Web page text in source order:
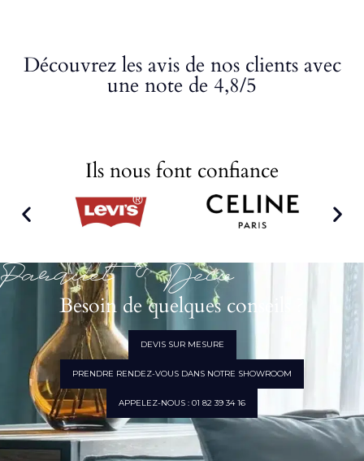
Découvrez les avis de nos clients avec
une note de 4,8/5
Ils nous font confiance
Parquet & Déco
Besoin de quelques conseils ?
DEVIS SUR MESURE
PRENDRE RENDEZ-VOUS DANS NOTRE SHOWROOM
APPELEZ-NOUS : 01 82 39 34 16